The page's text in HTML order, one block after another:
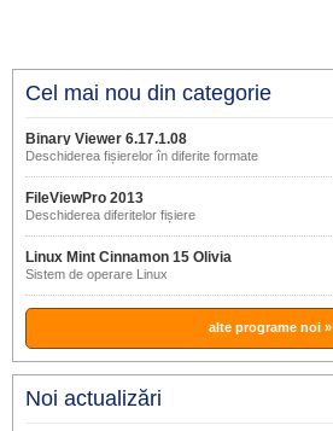
Cel mai nou din categorie
Binary Viewer 6.17.1.08
Deschiderea fișierelor în diferite formate
FileViewPro 2013
Deschiderea diferitelor fișiere
Linux Mint Cinnamon 15 Olivia
Sistem de operare Linux
alte programe noi »
Noi actualizări